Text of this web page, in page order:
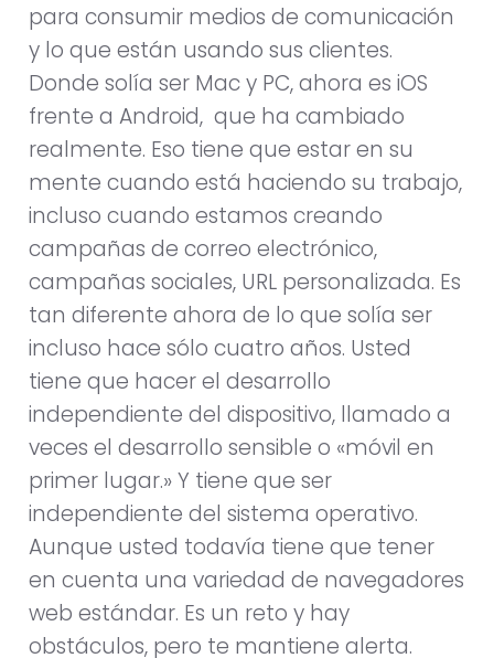
para consumir medios de comunicación
y lo que están usando sus clientes.
Donde solía ser Mac y PC, ahora es iOS
frente a Android, que ha cambiado
realmente. Eso tiene que estar en su
mente cuando está haciendo su trabajo,
incluso cuando estamos creando
campañas de correo electrónico,
campañas sociales, URL personalizada. Es
tan diferente ahora de lo que solía ser
incluso hace sólo cuatro años. Usted
tiene que hacer el desarrollo
independiente del dispositivo, llamado a
veces el desarrollo sensible o «móvil en
primer lugar.» Y tiene que ser
independiente del sistema operativo.
Aunque usted todavía tiene que tener
en cuenta una variedad de navegadores
web estándar. Es un reto y hay
obstáculos, pero te mantiene alerta.